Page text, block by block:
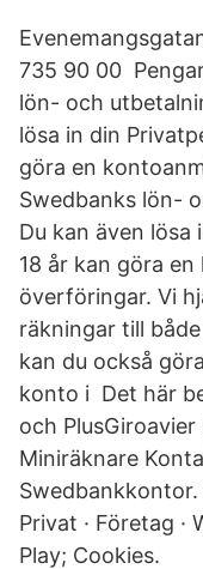
735 90 00
lön- och
lösa in din
göra en
Swedbanks lön-
Du kan även lösa
18 år kan göra
överföringar. Vi
räkningar till
kan du också
konto i​ Det här
och
Miniräknare
Privat · Företag ·
Play; Cookies.